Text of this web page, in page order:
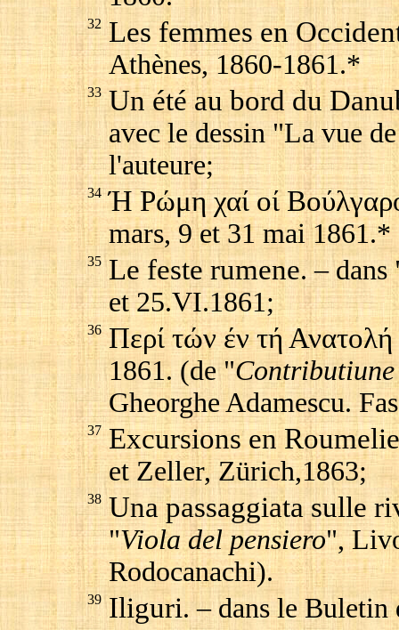
32 Les femmes en
Athènes, 1860-1861.*
33 Un été au bord du
avec le dessin "La vue
l'auteure;
34 Ή Ρώμη χαί οί
mars, 9 et 31 mai 1861.*
35 Le feste rumene. – dans
et 25.VI.1861;
36 Περί τών έν τή
1861. (de "
Gheorghe Adamescu.
37 Excursions en
et Zeller, Zürich,1863;
38 Una passaggiata sulle
"Viola del pensiero",
Rodocanachi).
39 Iliguri. – dans le